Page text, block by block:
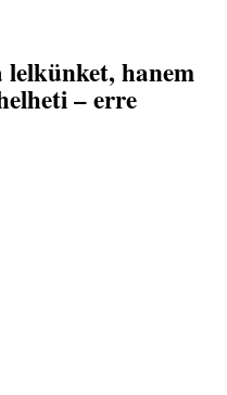
lelkünket, hanem
– erre